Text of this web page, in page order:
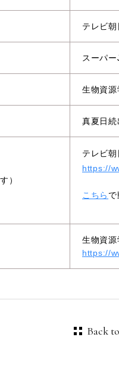
テレビ朝
スーパ
生物資
真夏日続
）
テレビ朝
https://
こちら で
生物資
https://
Back